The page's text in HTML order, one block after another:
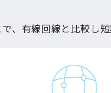
、有線回線と比較し短